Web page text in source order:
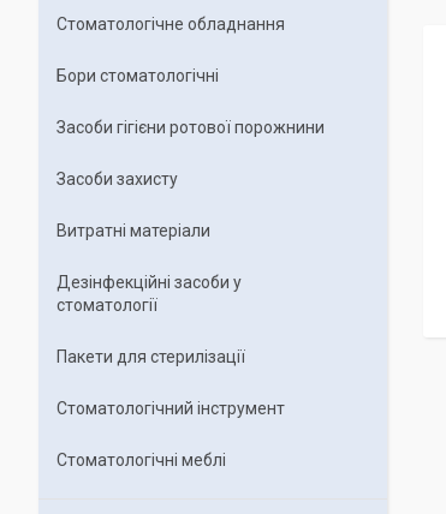
Стоматологічне обладнання
Бори стоматологічні
Засоби гігієни ротової порожнини
Засоби захисту
Витратні матеріали
Дезінфекційні засоби у
стоматології
Пакети для стерилізації
Стоматологічний інструмент
Стоматологічні меблі